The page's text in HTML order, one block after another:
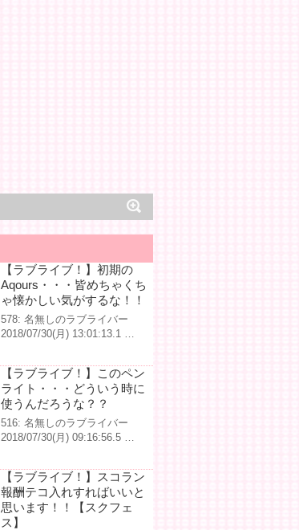
【ラブライブ！】初期の
Aqours・・・皆めちゃくち
ゃ懐かしい気がするな！！
578: 名無しのラブライバー
2018/07/30(月) 13:01:13.1 …
【ラブライブ！】このペン
ライト・・・どういう時に
使うんだろうな？？
516: 名無しのラブライバー
2018/07/30(月) 09:16:56.5 …
【ラブライブ！】スコラン
報酬テコ入れすればいいと
思います！！【スクフェ
ス】